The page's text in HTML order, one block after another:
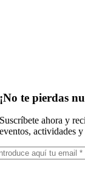
¡No te pierdas
Suscríbete ahora y
eventos, actividades y